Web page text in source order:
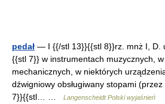
pedał — I {{/stl 13}}{{stl 8}}rz. mnż I, D.
{{stl 7}} w instrumentach muzycznych,
mechanicznych, w niektórych
dźwigniowy obsługiwany stopami
7}}{{stl… …
Langenscheidt Polski wyjaśnień